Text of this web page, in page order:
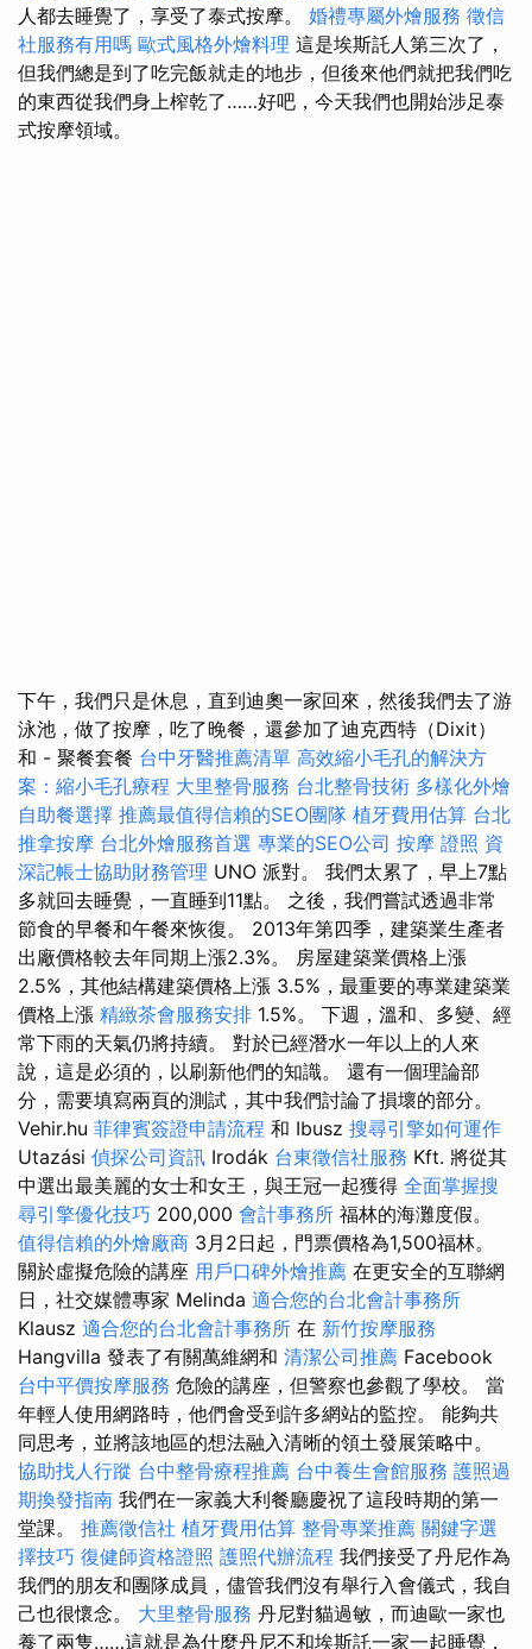
人都去睡覺了，享受了泰式按摩。 婚禮專屬外燴服務 徵信
社服務有用嗎 歐式風格外燴料理 這是埃斯託人第三次了，
但我們總是到了吃完飯就走的地步，但後來他們就把我們吃
的東西從我們身上榨乾了……好吧，今天我們也開始涉足泰
式按摩領域。
下午，我們只是休息，直到迪奧一家回來，然後我們去了游
泳池，做了按摩，吃了晚餐，還參加了迪克西特（Dixit）
和 - 聚餐套餐 台中牙醫推薦清單 高效縮小毛孔的解決方
案：縮小毛孔療程 大里整骨服務 台北整骨技術 多樣化外燴
自助餐選擇 推薦最值得信賴的SEO團隊 植牙費用估算 台北
推拿按摩 台北外燴服務首選 專業的SEO公司 按摩 證照 資
深記帳士協助財務管理 UNO 派對。 我們太累了，早上7點
多就回去睡覺，一直睡到11點。 之後，我們嘗試透過非常
節食的早餐和午餐來恢復。 2013年第四季，建築業生產者
出廠價格較去年同期上漲2.3%。 房屋建築業價格上漲
2.5%，其他結構建築價格上漲 3.5%，最重要的專業建築業
價格上漲 精緻茶會服務安排 1.5%。 下週，溫和、多變、經
常下雨的天氣仍將持續。 對於已經潛水一年以上的人來
說，這是必須的，以刷新他們的知識。 還有一個理論部
分，需要填寫兩頁的測試，其中我們討論了損壞的部分。
Vehir.hu 菲律賓簽證申請流程 和 Ibusz 搜尋引擎如何運作
Utazási 偵探公司資訊 Irodák 台東徵信社服務 Kft. 將從其
中選出最美麗的女士和女王，與王冠一起獲得 全面掌握搜
尋引擎優化技巧 200,000 會計事務所 福林的海灘度假。
值得信賴的外燴廠商 3月2日起，門票價格為1,500福林。
關於虛擬危險的講座 用戶口碑外燴推薦 在更安全的互聯網
日，社交媒體專家 Melinda 適合您的台北會計事務所
Klausz 適合您的台北會計事務所 在 新竹按摩服務
Hangvilla 發表了有關萬維網和 清潔公司推薦 Facebook
台中平價按摩服務 危險的講座，但警察也參觀了學校。 當
年輕人使用網路時，他們會受到許多網站的監控。 能夠共
同思考，並將該地區的想法融入清晰的領土發展策略中。
協助找人行蹤 台中整骨療程推薦 台中養生會館服務 護照過
期換發指南 我們在一家義大利餐廳慶祝了這段時期的第一
堂課。 推薦徵信社 植牙費用估算 整骨專業推薦 關鍵字選
擇技巧 復健師資格證照 護照代辦流程 我們接受了丹尼作為
我們的朋友和團隊成員，儘管我們沒有舉行入會儀式，我自
己也很懷念。 大里整骨服務 丹尼對貓過敏，而迪歐一家也
養了兩隻……這就是為什麼丹尼不和埃斯託一家一起睡覺，